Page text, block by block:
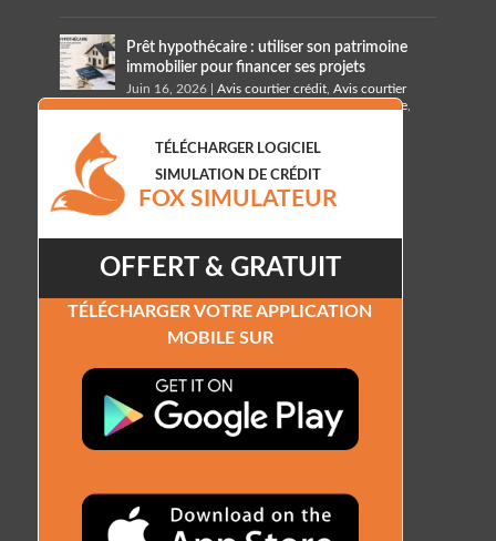
Prêt hypothécaire : utiliser son patrimoine
immobilier pour financer ses projets
Juin 16, 2026| Avis courtier crédit, Avis courtier
Banque crédit hypothécaire,
hypothécaire
TÉLÉCHARGER LOGICIEL
SIMULATION DE CRÉDIT
FOX SIMULATEUR
OFFERT & GRATUIT
TÉLÉCHARGER VOTRE APPLICATION
MOBILE SUR